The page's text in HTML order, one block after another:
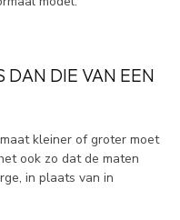
DAN DIE VAN EEN
kleiner of groter moet
ook zo dat de maten
in plaats van in